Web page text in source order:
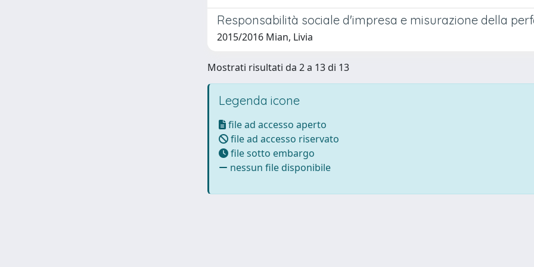
Responsabilità sociale d'impresa e misurazione della
2015/2016 Mian, Livia
Mostrati risultati da 2 a 13 di 13
Legenda icone
file ad accesso aperto
file ad accesso riservato
file sotto embargo
nessun file disponibile